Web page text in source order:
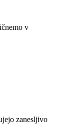
v
zanesljivo